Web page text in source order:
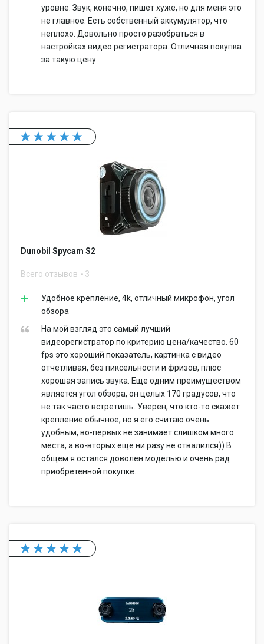
уровне. Звук, конечно, пишет хуже, но для меня это
не главное. Есть собственный аккумулятор, что
неплохо. Довольно просто разобраться в
настройках видео регистратора. Отличная покупка
за такую цену.
Dunobil Spycam S2
Всего отзывов 3
Удобное крепление, 4k, отличный микрофон, угол
обзора
На мой взгляд это самый лучший
видеорегистратор по критерию цена/качество. 60
fps это хороший показатель, картинка с видео
отчетливая, без пиксельности и фризов, плюс
хорошая запись звука. Еще одним преимуществом
является угол обзора, он целых 170 градусов, что
не так часто встретишь. Уверен, что кто-то скажет
крепление обычное, но я его считаю очень
удобным, во-первых не занимает слишком много
места, а во-вторых еще ни разу не отвалился)) В
общем я остался доволен моделью и очень рад
приобретенной покупке.